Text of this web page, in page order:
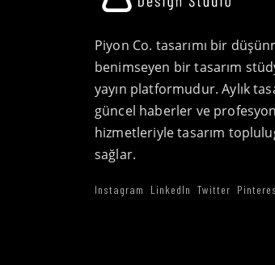
Piyon Co. tasarımı bir
benimseyen bir tasarım
yayın platformudur. Aylık
güncel haberler ve
hizmetleriyle tasarım
sağlar.
Instagram LinkedIn Twitter